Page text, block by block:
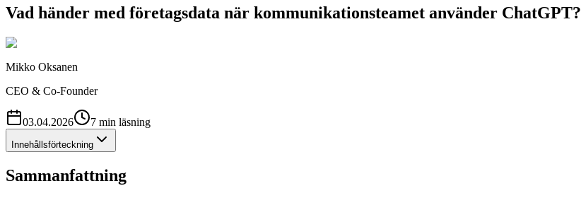
Vad händer med företagsdata när kommunikationsteamet använder ChatGPT?
Mikko Oksanen
CEO & Co-Founder
03.04.2026 7 min läsning
Innehållsförteckning
Sammanfattning